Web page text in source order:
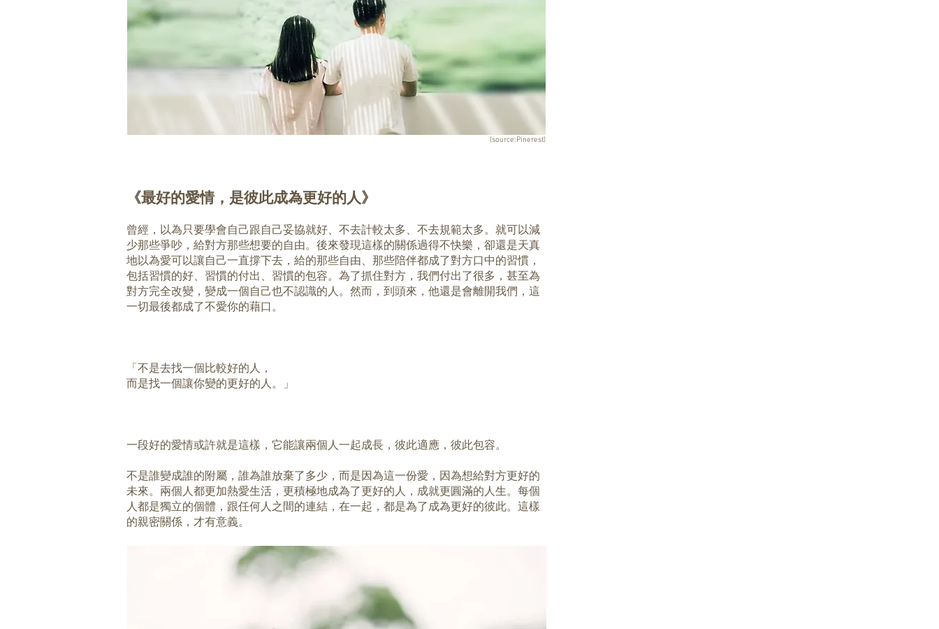
(source:Pinerest)
《最好的愛情，是彼此成為更好的人》
曾經，以為只要學會自己跟自己妥協就好、不去計較太多、不去規範太多。就可以減
少那些爭吵，給對方那些想要的自由。後來發現這樣的關係過得不快樂，卻還是天真
地以為愛可以讓自己一直撐下去，給的那些自由、那些陪伴都成了對方口中的習慣，
包括習慣的好、習慣的付出、習慣的包容。為了抓住對方，我們付出了很多，甚至為
對方完全改變，變成一個自己也不認識的人。然而，到頭來，他還是會離開我們，這
一切最後都成了不愛你的藉口。
「不是去找一個比較好的人，
而是找一個讓你變的更好的人。」
一段好的愛情或許就是這樣，它能讓兩個人一起成長，彼此適應，彼此包容。
不是誰變成誰的附屬，誰為誰放棄了多少，而是因為這一份愛，因為想給對方更好的
未來。兩個人都更加熱愛生活，更積極地成為了更好的人，成就更圓滿的人生。每個
人都是獨立的個體，跟任何人之間的連結，在一起，都是為了成為更好的彼此。這樣
的親密關係，才有意義。